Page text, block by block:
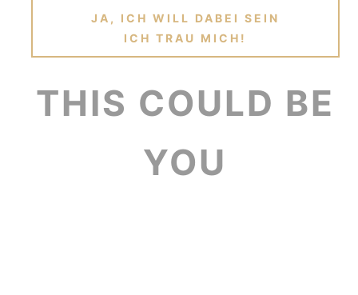
JA, ICH WILL DABEI SEIN
ICH TRAU MICH!
THIS COULD BE
YOU